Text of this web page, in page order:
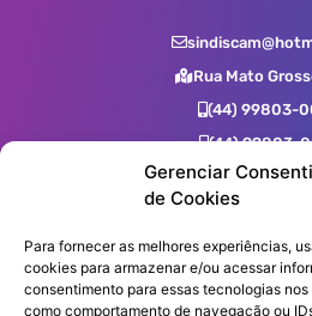
Gerenciar
de Cookies
Para fornecer as melhores experiências,
cookies para armazenar e/ou acessar
consentimento para essas tecnologias
como comportamento de navegação ou
Rua Mato
(44) 99803-
(44) 99803-
(44) 99731-
(44) 3523-
(44) 3523-